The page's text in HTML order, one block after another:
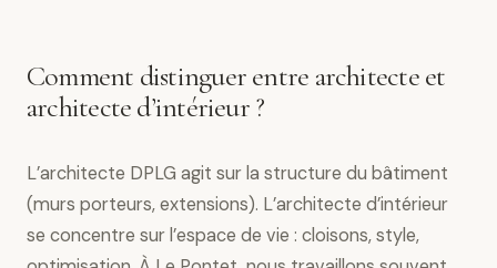
Comment distinguer entre architecte et
architecte d’intérieur ?
L’architecte DPLG agit sur la structure du bâtiment
(murs porteurs, extensions). L’architecte d’intérieur
se concentre sur l’espace de vie : cloisons, style,